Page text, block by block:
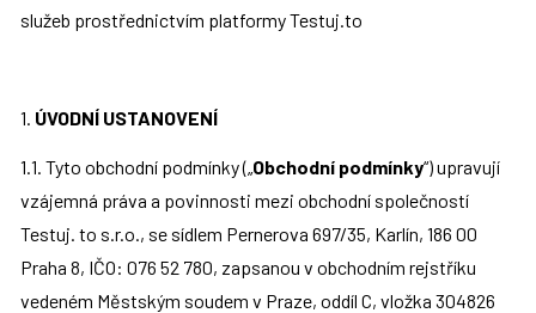
služeb prostřednictvím platformy Testuj.to
1. ÚVODNÍ USTANOVENÍ
1.1. Tyto obchodní podmínky („ Obchodní podmínky“) upravují
vzájemná práva a povinnosti mezi obchodní společností
Testuj. to s.r.o., se sídlem Pernerova 697/35, Karlín, 186 00
Praha 8, IČO: 076 52 780, zapsanou v obchodním rejstříku
vedeném Městským soudem v Praze, oddíl C, vložka 304826